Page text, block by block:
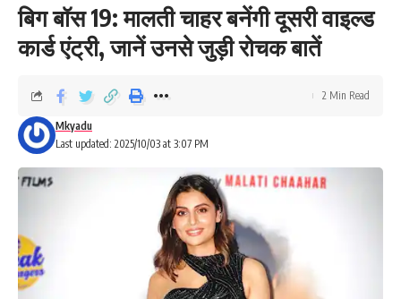
बिग बॉस 19: मालती चाहर बनेंगी दूसरी वाइल्ड
कार्ड एंट्री, जानें उनसे जुड़ी रोचक बातें
Last updated: 2025/10/03 at 3:07 PM
Mkyadu
2 Min Read